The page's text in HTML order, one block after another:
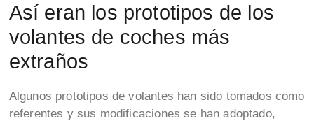
Así eran los prototipos de los
volantes de coches más
extraños
Algunos prototipos de volantes han sido tomados como
referentes y sus modificaciones se han adoptado,